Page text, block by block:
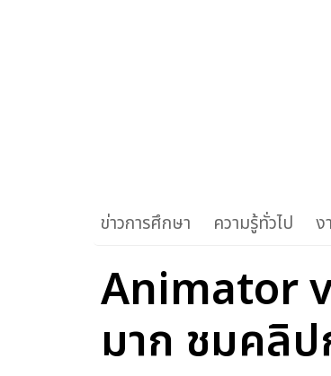
ข่าวการศึกษา ความรู้ทั่วไป ง
Animator
มาก ชมคลิป